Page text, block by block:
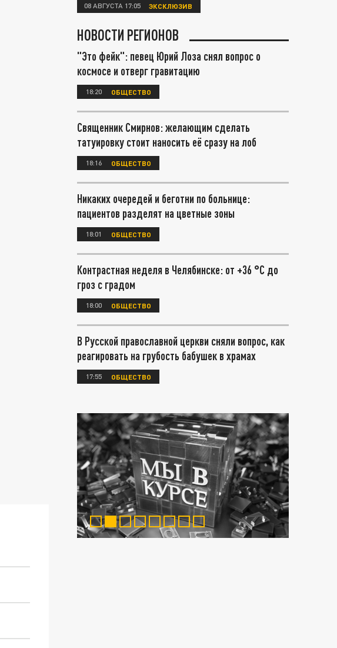
08 АВГУСТА 17:05 ЭКСКЛЮЗИВ
НОВОСТИ РЕГИОНОВ
"Это фейк": певец Юрий Лоза снял вопрос о
космосе и отверг гравитацию
18:20 ОБЩЕСТВО
Священник Смирнов: желающим сделать
татуировку стоит наносить её сразу на лоб
18:16 ОБЩЕСТВО
Никаких очередей и беготни по больнице:
пациентов разделят на цветные зоны
18:01 ОБЩЕСТВО
Контрастная неделя в Челябинске: от +36 °C до
гроз с градом
18:00 ОБЩЕСТВО
В Русской православной церкви сняли вопрос, как
реагировать на грубость бабушек в храмах
17:55 ОБЩЕСТВО